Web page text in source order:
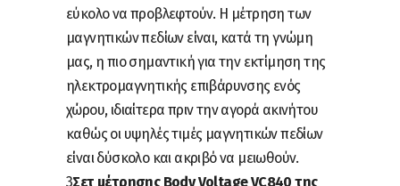
εύκολο να προβλεφτούν. H μέτρηση των
μαγνητικών πεδίων είναι, κατά τη γνώμη
μας, η πιο σημαντική για την εκτίμηση της
ηλεκτρομαγνητικής επιβάρυνσης ενός
χώρου, ιδιαίτερα πριν την αγορά ακινήτου
καθώς οι υψηλές τιμές μαγνητικών πεδίων
είναι δύσκολο και ακριβό να μειωθούν.
3Σετ μέτρησης Body Voltage VC840 της